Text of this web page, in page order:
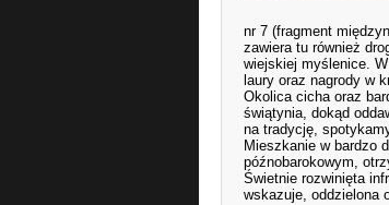
nr 7 (fragment
zawiera tu również
wiejskiej myślenice.
laury oraz nagrody w
Okolica cicha oraz
świątynia, dokąd
na tradycję,
Mieszkanie w bardzo
późnobarokowym,
Świetnie rozwinięta
wskazuje, oddzielona